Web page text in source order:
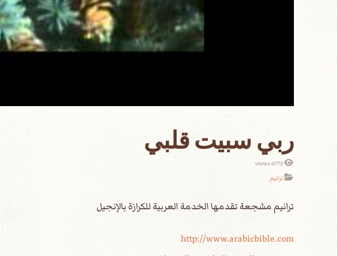
ربي سبيت قلبي
6773 views
ترانيم
http://www.arabicbible.com